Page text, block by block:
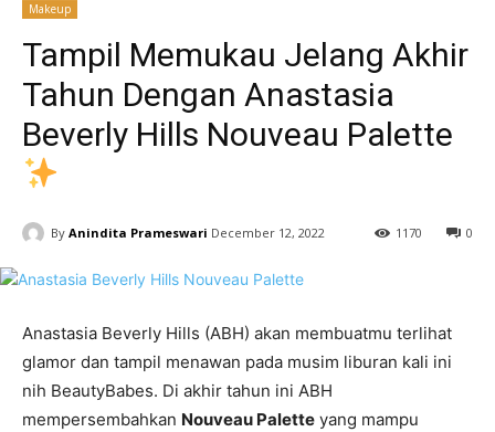
Makeup
Tampil Memukau Jelang Akhir
Tahun Dengan Anastasia
Beverly Hills Nouveau Palette
By Anindita Prameswari December 12, 2022 0
1170
Anastasia Beverly Hills (ABH) akan membuatmu terlihat
glamor dan tampil menawan pada musim liburan kali ini
nih BeautyBabes. Di akhir tahun ini ABH
mempersembahkan Nouveau Palette yang mampu